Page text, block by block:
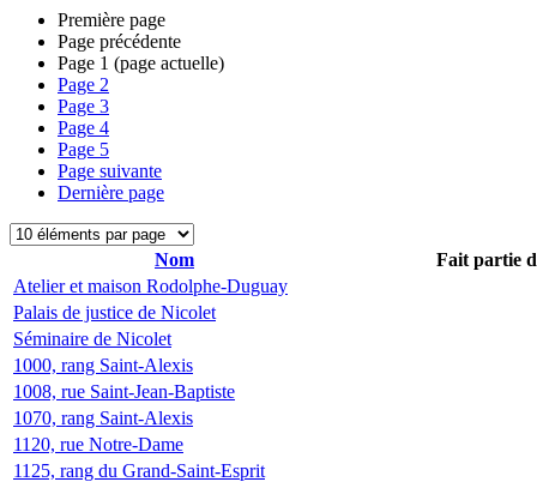
Première page
Page précédente
Page 1 (page actuelle)
Page 2
Page 3
Page 4
Page 5
Page suivante
Dernière page
Nom
Fait partie
Atelier et maison Rodolphe-Duguay
Palais de justice de Nicolet
Séminaire de Nicolet
1000, rang Saint-Alexis
1008, rue Saint-Jean-Baptiste
1070, rang Saint-Alexis
1120, rue Notre-Dame
1125, rang du Grand-Saint-Esprit